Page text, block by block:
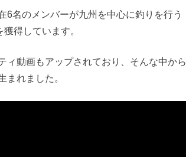
6名のメンバーが九州を中心に釣りを行う
得しています。
ィ動画もアップされており、そんな中から
まれました。